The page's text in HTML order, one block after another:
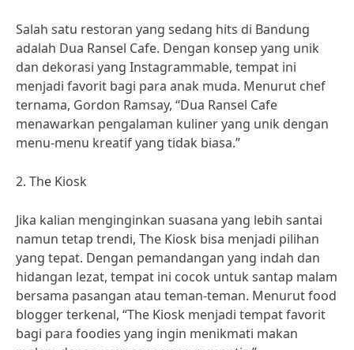
Salah satu restoran yang sedang hits di Bandung
adalah Dua Ransel Cafe. Dengan konsep yang unik
dan dekorasi yang Instagrammable, tempat ini
menjadi favorit bagi para anak muda. Menurut chef
ternama, Gordon Ramsay, “Dua Ransel Cafe
menawarkan pengalaman kuliner yang unik dengan
menu-menu kreatif yang tidak biasa.”
2. The Kiosk
Jika kalian menginginkan suasana yang lebih santai
namun tetap trendi, The Kiosk bisa menjadi pilihan
yang tepat. Dengan pemandangan yang indah dan
hidangan lezat, tempat ini cocok untuk santap malam
bersama pasangan atau teman-teman. Menurut food
blogger terkenal, “The Kiosk menjadi tempat favorit
bagi para foodies yang ingin menikmati makan